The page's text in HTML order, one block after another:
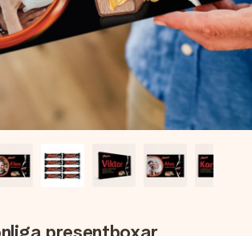
ett meddelande som verkligen berör
krångel, bara med all kärlek för stunden.